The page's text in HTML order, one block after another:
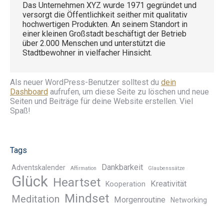
Das Unternehmen XYZ wurde 1971 gegründet und
versorgt die Öffentlichkeit seither mit qualitativ
hochwertigen Produkten. An seinem Standort in
einer kleinen Großstadt beschäftigt der Betrieb
über 2.000 Menschen und unterstützt die
Stadtbewohner in vielfacher Hinsicht.
Als neuer WordPress-Benutzer solltest du dein
Dashboard aufrufen, um diese Seite zu löschen und neue
Seiten und Beiträge für deine Website erstellen. Viel
Spaß!
Tags
Adventskalender Affirmation Dankbarkeit Glaubenssätze
Glück Heartset Kooperation Kreativität
Meditation Mindset Morgenroutine
Networking